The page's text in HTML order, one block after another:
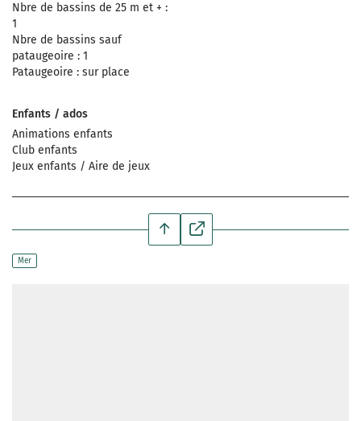
Nbre de bassins de 25 m et + :
1
Nbre de bassins sauf
pataugeoire : 1
Pataugeoire : sur place
Enfants / ados
Animations enfants
Club enfants
Jeux enfants / Aire de jeux
Mer